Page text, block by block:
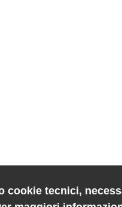
cookie tecnici,